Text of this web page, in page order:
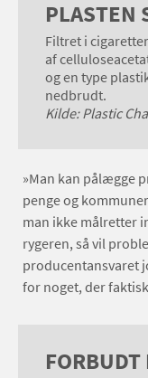
PLASTEN
Filtret i
af
og en type
nedbrudt.
Kilde: Plastic
»Man kan pålægge
penge og
man ikke målretter
rygeren, så vil
producentansvaret
for noget, der